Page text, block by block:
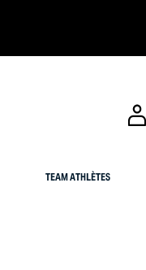
TEAM ATHLÈTES